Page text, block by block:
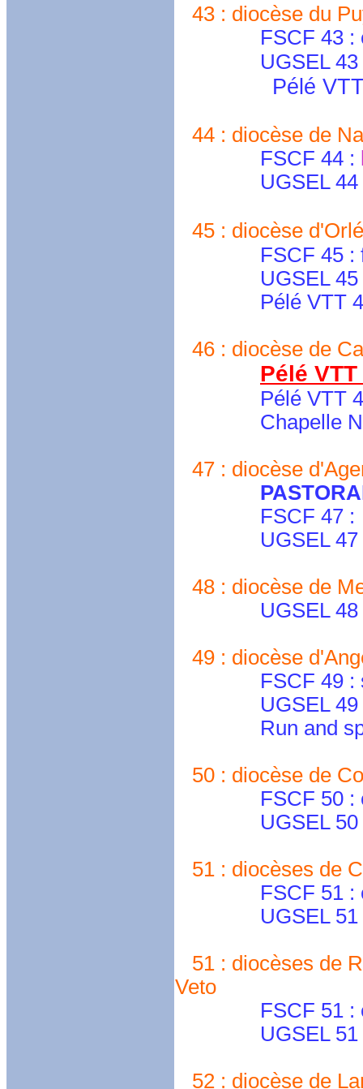
43 : diocèse du
FSCF 43 :
UGSEL 43
Pélé
44 : diocèse de
FSCF 44 :
UGSEL 44
45 : diocèse
FSCF 45 :
UGSEL 45 :
Pélé VTT
46 : diocèse de
Pélé VTT
Pélé VTT
Chapelle Notre
47 : diocèse
FSCF 47 :
UGSEL 47 :
48 : diocèse de
UGSEL 48 :
49 : diocèse
FSCF 49 :
UGSEL 49
Run and spirit
50 : diocèse de
FSCF 50 :
UGSEL 50
51 : diocèses de
FSCF 51 :
UGSEL 51
51 : diocèses de
Veto
FSCF 51 :
UGSEL 51
52 : diocèse de